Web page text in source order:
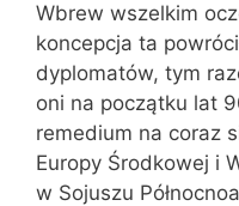
Wbrew wszelkim
koncepcja ta
dyplomatów, tym
oni na początku lat
remedium na coraz
Europy Środkowej i
w Sojuszu